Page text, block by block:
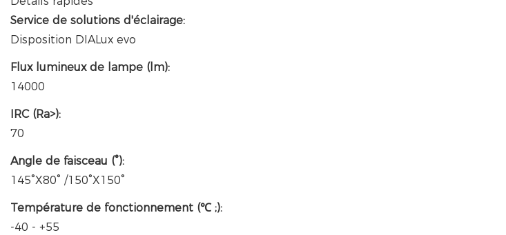
Service de solutions d'éclairage:
Disposition DIALux evo
Flux lumineux de lampe (lm):
14000
IRC (Ra>):
70
Angle de faisceau (°):
145°X80° /150°X150°
Température de fonctionnement (℃ ;):
-40 - +55